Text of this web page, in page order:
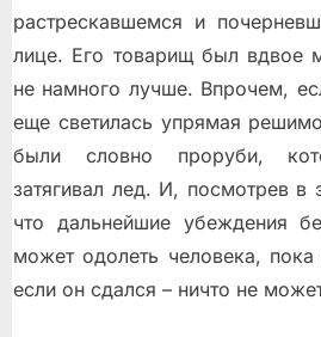
растрескавшемся и
лице. Его товарищ был вдвое
не намного лучше. Впрочем,
еще светилась упрямая
были словно проруби,
затягивал лед. И, посмотрев в
что дальнейшие убеждения
может одолеть человека,
если он сдался – ничто не